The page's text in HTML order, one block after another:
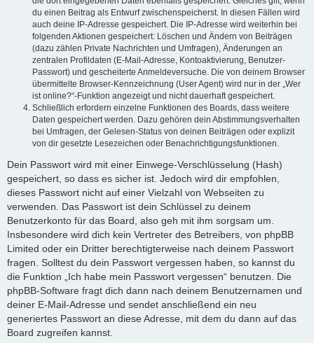
du einen Beitrag als Entwurf zwischenspeicherst. In diesen Fällen wird
auch deine IP-Adresse gespeichert. Die IP-Adresse wird weiterhin bei
folgenden Aktionen gespeichert: Löschen und Ändern von Beiträgen
(dazu zählen Private Nachrichten und Umfragen), Änderungen an
zentralen Profildaten (E-Mail-Adresse, Kontoaktivierung, Benutzer-
Passwort) und gescheiterte Anmeldeversuche. Die von deinem Browser
übermittelte Browser-Kennzeichnung (User Agent) wird nur in der „Wer
ist online?“-Funktion angezeigt und nicht dauerhaft gespeichert.
Schließlich erfordern einzelne Funktionen des Boards, dass weitere
Daten gespeichert werden. Dazu gehören dein Abstimmungsverhalten
bei Umfragen, der Gelesen-Status von deinen Beiträgen oder explizit
von dir gesetzte Lesezeichen oder Benachrichtigungsfunktionen.
Dein Passwort wird mit einer Einwege-Verschlüsselung (Hash)
gespeichert, so dass es sicher ist. Jedoch wird dir empfohlen,
dieses Passwort nicht auf einer Vielzahl von Webseiten zu
verwenden. Das Passwort ist dein Schlüssel zu deinem
Benutzerkonto für das Board, also geh mit ihm sorgsam um.
Insbesondere wird dich kein Vertreter des Betreibers, von phpBB
Limited oder ein Dritter berechtigterweise nach deinem Passwort
fragen. Solltest du dein Passwort vergessen haben, so kannst du
die Funktion „Ich habe mein Passwort vergessen“ benutzen. Die
phpBB-Software fragt dich dann nach deinem Benutzernamen und
deiner E-Mail-Adresse und sendet anschließend ein neu
generiertes Passwort an diese Adresse, mit dem du dann auf das
Board zugreifen kannst.